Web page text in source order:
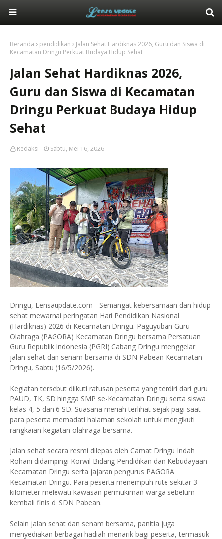
Beranda pendidikan
Jalan Sehat Hardiknas 2026, Guru dan Siswa di
Kecamatan Dringu Perkuat Budaya Hidup Sehat
Jalan Sehat Hardiknas 2026,
Guru dan Siswa di Kecamatan
Dringu Perkuat Budaya Hidup
Sehat
Redaksi Sabtu, Mei 16, 2026
Dringu, Lensaupdate.com - Semangat kebersamaan dan hidup
sehat mewarnai peringatan Hari Pendidikan Nasional
(Hardiknas) 2026 di Kecamatan Dringu. Paguyuban Guru
Olahraga (PAGORA) Kecamatan Dringu bersama Persatuan
Guru Republik Indonesia (PGRI) Cabang Dringu menggelar
jalan sehat dan senam bersama di SDN Pabean Kecamatan
Dringu, Sabtu (16/5/2026).
Kegiatan tersebut diikuti ratusan peserta yang terdiri dari guru
PAUD, TK, SD hingga SMP se-Kecamatan Dringu serta siswa
kelas 4, 5 dan 6 SD. Suasana meriah terlihat sejak pagi saat
para peserta memadati halaman sekolah untuk mengikuti
rangkaian kegiatan olahraga bersama.
Jalan sehat secara resmi dilepas oleh Camat Dringu Indah
Rohani didampingi Korwil Bidang Pendidikan dan Kebudayaan
Kecamatan Dringu serta jajaran pengurus PAGORA
Kecamatan Dringu. Para peserta menempuh rute sekitar 3
kilometer melewati kawasan permukiman warga sebelum
kembali finis di SDN Pabean.
Selain jalan sehat dan senam bersama, panitia juga
menyediakan berbagai hadiah menarik bagi peserta, termasuk